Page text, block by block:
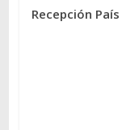
Recepción